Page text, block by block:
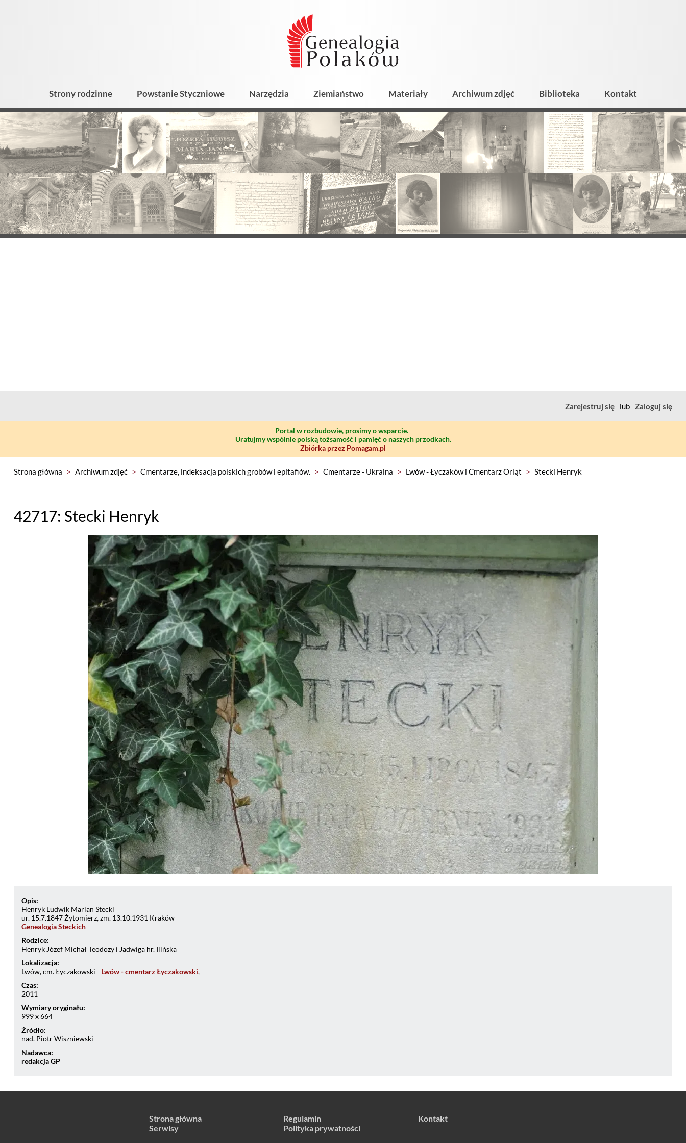
Strony rodzinne Powstanie Styczniowe Narzędzia Ziemiaństwo Materiały Archiwum zdjęć Biblioteka Kontakt
Zarejestruj się lub Zaloguj się
Portal w rozbudowie, prosimy o wsparcie.
Uratujmy wspólnie polską tożsamość i pamięć o naszych przodkach.
Zbiórka przez Pomagam.pl
Strona główna > Archiwum zdjęć > Cmentarze, indeksacja polskich grobów i epitafiów. > Cmentarze - Ukraina > Lwów - Łyczaków i Cmentarz Orląt > Stecki Henryk
42717: Stecki Henryk
Opis:
Henryk Ludwik Marian Stecki
ur. 15.7.1847 Żytomierz, zm. 13.10.1931 Kraków
Genealogia Steckich
Rodzice:
Henryk Józef Michał Teodozy i Jadwiga hr. Ilińska
Lokalizacja:
Lwów, cm. Łyczakowski - Lwów - cmentarz Łyczakowski,
Czas:
2011
Wymiary oryginału:
999 x 664
Źródło:
nad. Piotr Wiszniewski
Nadawca:
redakcja GP
Strona główna
Serwisy
Regulamin
Polityka prywatności
Kontakt